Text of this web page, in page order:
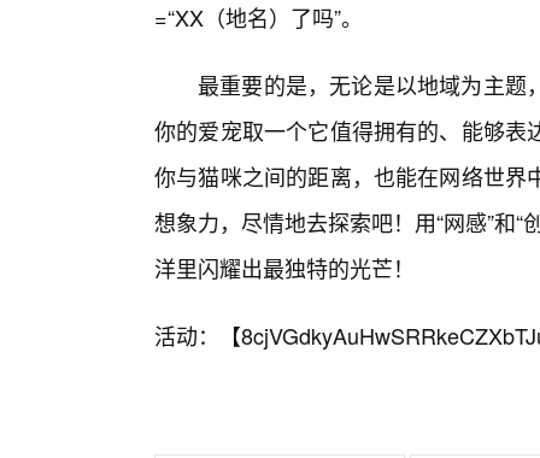
=“XX（地名）了吗”。
最重要的是，无论是以地域为主题
你的爱宠取一个它值得拥有的、能够
你与猫咪之间的距离，也能在网络世
想象力，尽情地去探索吧！用“网感”和
洋里闪耀出最独特的光芒！
活动：【